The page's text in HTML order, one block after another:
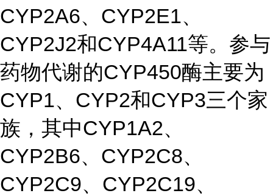
CYP2A6、CYP2E1、
CYP2J2和CYP4A11等。参与
药物代谢的CYP450酶主要为
CYP1、CYP2和CYP3三个家
族，其中CYP1A2、
CYP2B6、CYP2C8、
CYP2C9、CYP2C19、